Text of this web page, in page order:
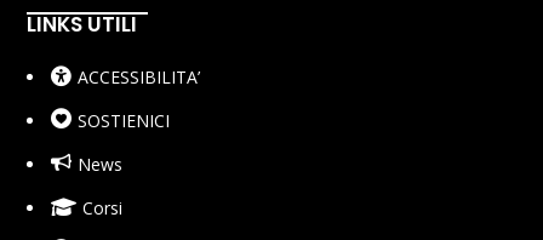
LINKS UTILI
ACCESSIBILITA’
SOSTIENICI
News
Corsi